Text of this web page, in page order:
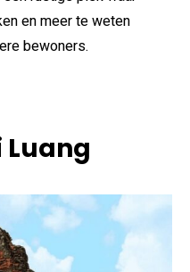
en meer te weten
bewoners.
Luang